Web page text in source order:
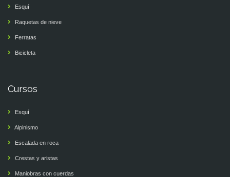
Esquí
Raquetas de nieve
Ferratas
Bicicleta
Cursos
Esquí
Alpinismo
Escalada en roca
Crestas y aristas
Maniobras con cuerdas